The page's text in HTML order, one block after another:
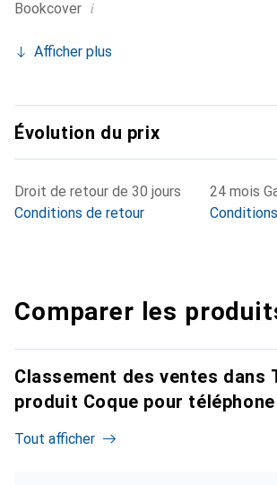
Bookcover i
Afficher plus
Évolution du prix
Droit de retour de 30 jours
Conditions de retour
24 mois
Comparer les
Classement des ventes dans
produit Coque pour
Tout afficher